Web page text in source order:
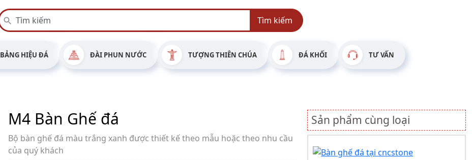
Tìm kiếm
BẢNG HIỆU ĐÁ ĐÀI PHUN NƯỚC TƯỢNG THIÊN CHÚA ĐÁ KHỐI TƯ VẤN
M4 Bàn Ghế đá
Bộ bàn ghế đá màu trắng xanh được thiết kế theo mẫu hoặc theo nhu cầu
của quý khách
Sản phẩm cùng loại